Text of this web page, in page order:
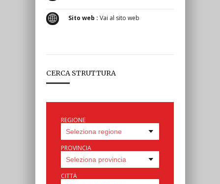
Sito web : Vai al sito web
CERCA STRUTTURA
REGIONE
PROVINCIA
CITTÀ